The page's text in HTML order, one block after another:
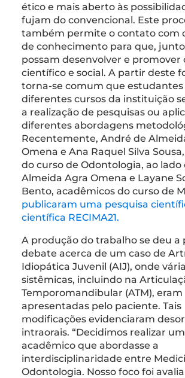
ético e mais aberto às
fujam do convencional. Este
também permite o contato com
de conhecimento para que,
possam desenvolver e promover
científico e social. A partir deste
torna-se comum que estudantes
diferentes cursos da instituição
a realização de pesquisas ou
diferentes abordagens
Recentemente, André de
Omena e Ana Raquel Silva
do curso de Odontologia, ao lado
Almeida Agra Omena e Layane
Bento, acadêmicos do curso de
publicaram uma pesquisa
científica RECIMA21.
A produção do trabalho se deu a
debate acerca de um caso de
Idiopática Juvenil (AIJ), onde
sistêmicas, incluindo na
Temporomandibular (ATM), eram
apresentadas pelo paciente. Tais
modificações evidenciaram
intraorais. “Decidimos realizar
acadêmico que abordasse a
interdisciplinaridade entre
Odontologia. Nosso foco foi